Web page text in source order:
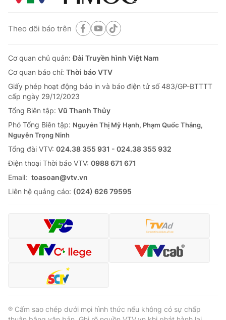
VTV Sức khoẻ Bất động sản
Thị trường 24h
VTV4 Vươn mình bằng AI
VTV9 VTV8
Liên hệ tòa soạn English
Cơ quan chủ quản:Đài Truyền hình Việt Nam
Theo dõi báo trên
Cơ quan chủ quản:Đài Truyền hình Việt Nam
Cơ quan báo chí: Thời báo VTV
Giấy phép hoạt động báo in và báo điện tử số 483/GP-BTTTT
cấp ngày 29/12/2023
Tổng Biên tập: Vũ Thanh Thủy
Phó Tổng Biên tập: Nguyễn Thị Mỹ Hạnh, Phạm Quốc Thắng,
Nguyễn Trọng Ninh
Tổng đài VTV: 024.38 355 931 - 024.38 355 932
Ðiện thoại Thời báo VTV: 0988 671 671
Email: toasoan@vtv.vn
Liên hệ quảng cáo: (024) 626 79595
® Cấm sao chép dưới mọi hình thức nếu không có sự chấp